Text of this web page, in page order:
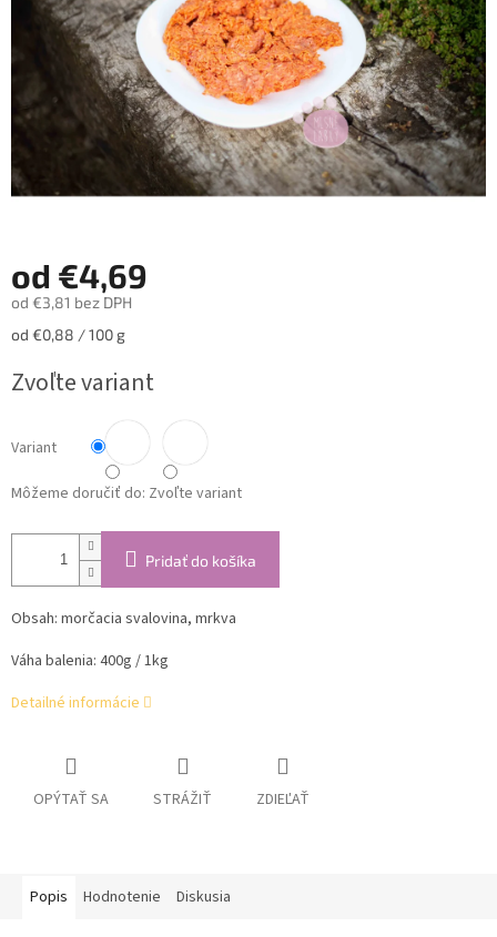
od €4,69
od €3,81 bez DPH
Jednotková
od €0,88 / 100 g
Zvoľte variant
Variant
Môžeme doručiť do: Zvoľte variant
Pridať do košíka
Obsah: morčacia svalovina, mrkva
Váha balenia: 400g / 1kg
Detailné informácie
OPÝTAŤ SA STRÁŽIŤ ZDIEĽAŤ
Popis Hodnotenie Diskusia